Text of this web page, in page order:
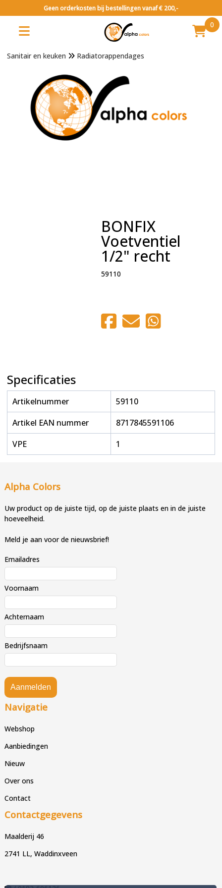
Geen orderkosten bij bestellingen vanaf € 200,-
0
Sanitair en keuken Radiatorappendages
BONFIX
Voetventiel
1/2" recht
59110
Specificaties
Artikelnummer
59110
Artikel EAN nummer
8717845591106
VPE
1
Alpha Colors
Uw product op de juiste tijd, op de juiste plaats en in de juiste
hoeveelheid.
Meld je aan voor de nieuwsbrief!
Emailadres
Voornaam
Achternaam
Bedrijfsnaam
Aanmelden
Navigatie
Webshop
Aanbiedingen
Nieuw
Over ons
Contact
Contactgegevens
Maalderij 46
2741 LL, Waddinxveen